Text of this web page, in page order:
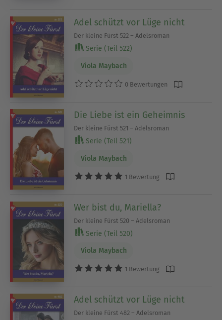
Adel schützt vor Lüge nicht
Der kleine Fürst 522 – Adelsroman
Serie (Teil 522)
Viola Maybach
0 Bewertungen
Die Liebe ist ein Geheimnis
Der kleine Fürst 521 – Adelsroman
Serie (Teil 521)
Viola Maybach
1 Bewertung
Wer bist du, Mariella?
Der kleine Fürst 520 – Adelsroman
Serie (Teil 520)
Viola Maybach
1 Bewertung
Adel schützt vor Lüge nicht
Der kleine Fürst 482 – Adelsroman